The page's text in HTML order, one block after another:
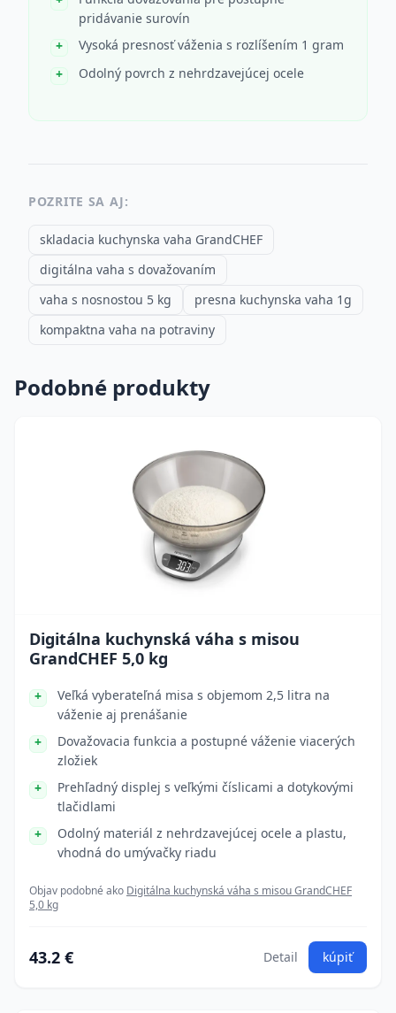
pridávanie surovín
Vysoká presnosť váženia s rozlíšením 1 gram
Odolný povrch z nehrdzavejúcej ocele
POZRITE SA AJ:
skladacia kuchynska vaha GrandCHEF
digitálna vaha s dovažovaním
vaha s nosnostou 5 kg
presna kuchynska vaha 1g
kompaktna vaha na potraviny
Podobné produkty
Digitálna kuchynská váha s misou
GrandCHEF 5,0 kg
Veľká vyberateľná misa s objemom 2,5 litra na
váženie aj prenášanie
Dovažovacia funkcia a postupné váženie viacerých
zložiek
Prehľadný displej s veľkými číslicami a dotykovými
tlačidlami
Odolný materiál z nehrdzavejúcej ocele a plastu,
vhodná do umývačky riadu
Objav podobné ako Digitálna kuchynská váha s misou GrandCHEF
5,0 kg
43.2 € Detail kúpiť